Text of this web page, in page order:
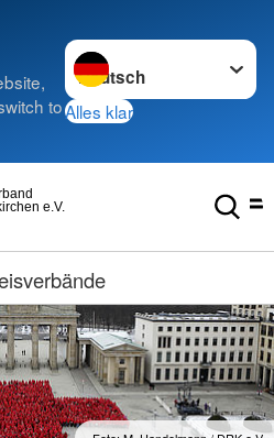
to
Sprache wechseln zu
Alles klar
e.V.